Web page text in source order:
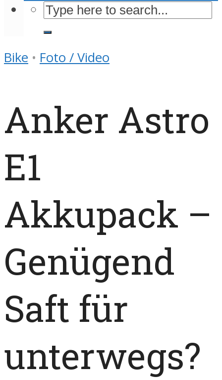
Bike • Foto / Video
Anker Astro
E1
Akkupack –
Genügend
Saft für
unterwegs?